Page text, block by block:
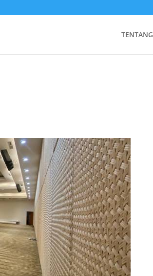
TENTANG